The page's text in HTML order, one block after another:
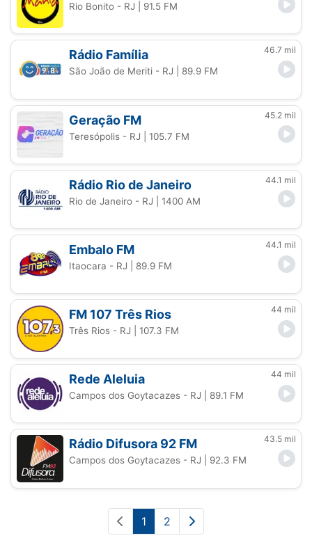
Rio Bonito - RJ | 91.5 FM
Rádio Família 46.7 mil
São João de Meriti - RJ | 89.9 FM
Geração FM 45.2 mil
Teresópolis - RJ | 105.7 FM
Rádio Rio de Janeiro 44.1 mil
Rio de Janeiro - RJ | 1400 AM
Embalo FM 44.1 mil
Itaocara - RJ | 89.9 FM
FM 107 Três Rios 44 mil
Três Rios - RJ | 107.3 FM
Rede Aleluia 44 mil
Campos dos Goytacazes - RJ | 89.1 FM
Rádio Difusora 92 FM 43.5 mil
Campos dos Goytacazes - RJ | 92.3 FM
1 2